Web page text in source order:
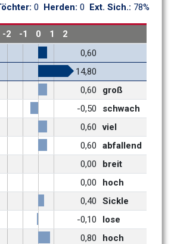
0 Herden: 0 Ext. Sich.: 78%
-2 -1 0 1
2
0,60
14,80
0,60
groß
-0,50
schwach
0,60 viel
0,60
abfallend
0,00
breit
0,00
hoch
0,40
Sickle
-0,10
lose
0,80
hoch